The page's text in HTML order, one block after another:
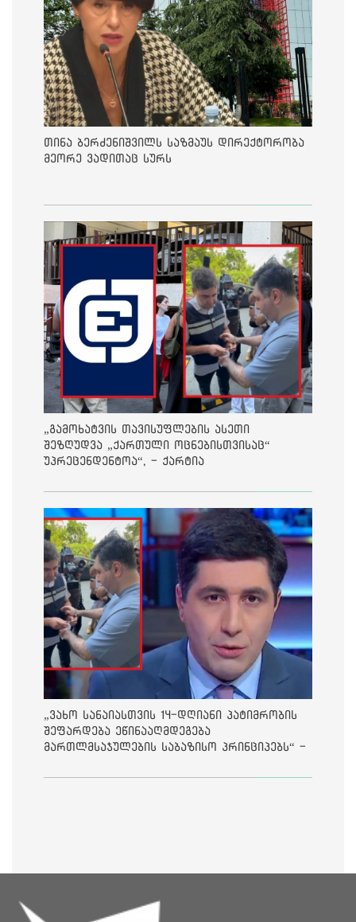
თინა ბერძენიშვილს საზმაუს დირექტორობა
მეორე ვადითაც სურს
„გამოხატვის თავისუფლების ასეთი
შეზღუდვა „ქართული ოცნებისთვისაც“
უპრეცენდენტოა“, - ქარტია
„ვახო სანაიასთვის 14-დღიანი პატიმრობის
შეფარდება ეწინააღმდეგება
მართლმსაჯულების საბაზისო პრინციპებს“ -